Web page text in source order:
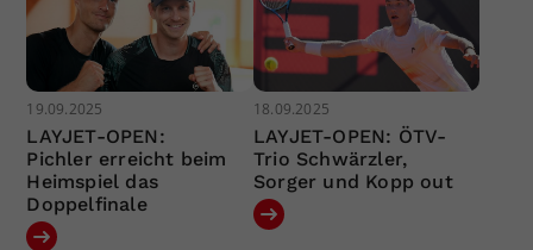
19.09.2025
LAYJET-OPEN:
Pichler erreicht beim
Heimspiel das
Doppelfinale
18.09.2025
LAYJET-OPEN: ÖTV-
Trio Schwärzler,
Sorger und Kopp out